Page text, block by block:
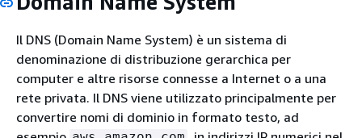
Il DNS (Domain Name System) è un sistema di
denominazione di distribuzione gerarchica per
computer e altre risorse connesse a Internet o a una
rete privata. Il DNS viene utilizzato principalmente per
convertire nomi di dominio in formato testo, ad